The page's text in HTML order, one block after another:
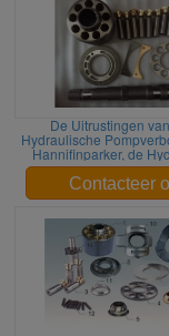
De Uitrustingen
Hydraulische
Hannifinparker, de
Delen van PV270
Contacteer